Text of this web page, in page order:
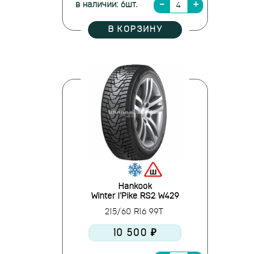
в наличии: 6шт.
В КОРЗИНУ
Hankook
Winter I'Pike RS2 W429
215/60 R16 99T
10 500 ₽